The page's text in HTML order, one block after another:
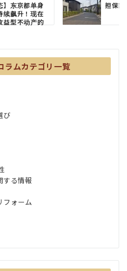
】东京都单身
续飙升！现在
益型不动产的
担保
ラムカテゴリ一覧
び
する情報
フォーム